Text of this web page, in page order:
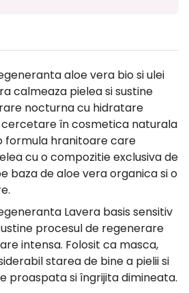
aloe vera bio si ulei
calmeaza pielea si sustine
nocturna cu hidratare
cercetare în cosmetica naturala
formula hranitoare care
cu o compozitie exclusiva de
baza de aloe vera organica si o
Lavera basis sensitiv
procesul de regenerare
intensa. Folosit ca masca,
starea de bine a pielii si
proaspata si îngrijita dimineata.